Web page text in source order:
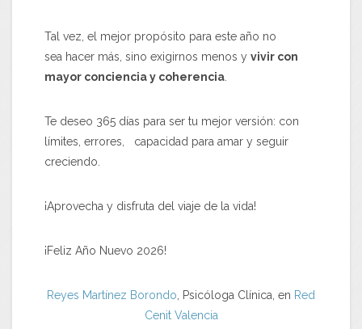
Tal vez, el mejor propósito para este año no
sea hacer más, sino exigirnos menos y vivir con
mayor conciencia y coherencia
Te deseo 365 días para ser tu mejor versión: con
límites, errores, capacidad para amar y seguir
creciendo.
¡Aprovecha y disfruta del viaje de la vida!
¡Feliz Año Nuevo 2026!
Reyes Martínez Borondo , Psicóloga Clínica, en Red
Cenit Valencia